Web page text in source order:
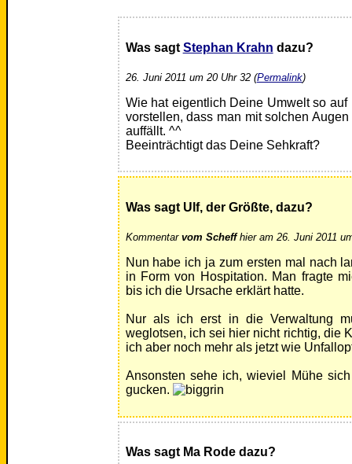
Was sagt Stephan Krahn dazu?
26. Juni 2011 um 20 Uhr 32 (Permalink)
Wie hat eigentlich Deine Umwelt so
vorstellen, dass man mit solchen
auffällt. ^^
Beeinträchtigt das Deine Sehkraft?
Was sagt Ulf, der Größte, dazu?
Kommentar vom Scheffhier am 26. Juni 2011
Nun habe ich ja zum ersten mal nach
in Form von Hospitation. Man fragte
bis ich die Ursache erklärt hatte.
Nur als ich erst in die Verwaltung
weglotsen, ich sei hier nicht richtig, die
ich aber noch mehr als jetzt wie
Ansonsten sehe ich, wieviel Mühe
gucken.
Was sagt Ma Rode dazu?